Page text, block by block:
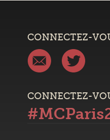
CONNECTEZ-
CONNECTEZ-